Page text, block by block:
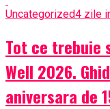
Uncategorized4 zile
Tot ce trebuie
Well 2026.
aniversara de